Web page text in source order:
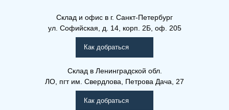
Склад и офис в г. Санкт-Петербург
ул. Софийская, д. 14, корп. 2Б, оф. 205
Как добраться
Склад в Ленинградской обл.
ЛО, пгт им. Свердлова, Петрова Дача, 27
Как добраться